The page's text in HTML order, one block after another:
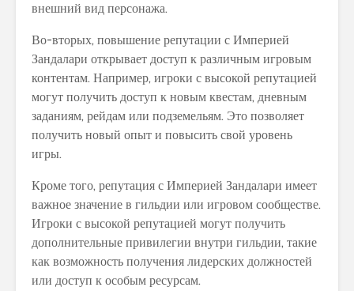
внешний вид персонажа.
Во-вторых, повышение репутации с Империей
Зандалари открывает доступ к различным игровым
контентам. Например, игроки с высокой репутацией
могут получить доступ к новым квестам, дневным
заданиям, рейдам или подземельям. Это позволяет
получить новый опыт и повысить свой уровень
игры.
Кроме того, репутация с Империей Зандалари имеет
важное значение в гильдии или игровом сообществе.
Игроки с высокой репутацией могут получить
дополнительные привилегии внутри гильдии, такие
как возможность получения лидерских должностей
или доступ к особым ресурсам.